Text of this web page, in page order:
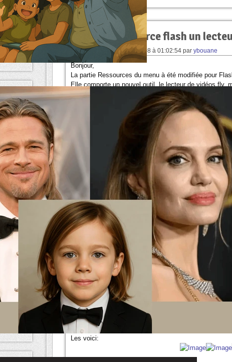
Nouvelle ressource flash un
Nouvelle écrite le 28/12/2008 à 01:02:54par ybouane
Bonjour,
La partie Ressources du menu à été modifiée pour
Elle comporte un nouvel outil, le lecteur de vidéos flv,
Le lecteur est très paramétrable, il est disponible sous
Il peut lire des vidéos par url, ou encore il suffit de
Il est possible de mettre les vidéos en plein écran...
Et le tout est donné sous forme de code (X)html
Lecteur de vidéos
merci
Horloges pays partie 2
Nouvelle écrite le 22/12/2008 à 13:48:52 parybouane
Bonjour,
La deuxième partie des horloges pays ont étés
le drapeau des pays) les horloges des pays suivants
Uni.
Les voici: